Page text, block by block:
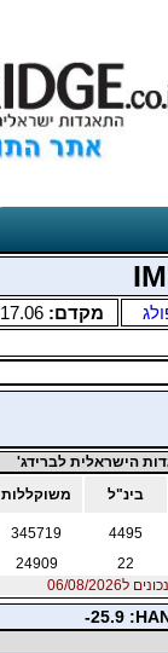
מקדם:17.06
הישראלית לברידג'
בינ"ל משוקללות
4495
345719
22
24909
08/2026
-25.9